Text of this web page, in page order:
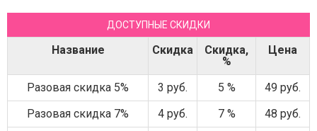
ДОСТУПНЫЕ СКИДКИ
Название Скидка
Скидка,
%
Цена
Разовая скидка 5% 3 руб. 5 %
49 руб.
Разовая скидка 7%
4 руб. 7 %
48 руб.